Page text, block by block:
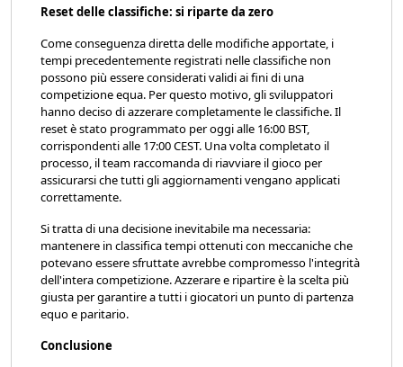
Reset delle classifiche: si riparte da zero
Come conseguenza diretta delle modifiche apportate, i
tempi precedentemente registrati nelle classifiche non
possono più essere considerati validi ai fini di una
competizione equa. Per questo motivo, gli sviluppatori
hanno deciso di azzerare completamente le classifiche. Il
reset è stato programmato per oggi alle 16:00 BST,
corrispondenti alle 17:00 CEST. Una volta completato il
processo, il team raccomanda di riavviare il gioco per
assicurarsi che tutti gli aggiornamenti vengano applicati
correttamente.
Si tratta di una decisione inevitabile ma necessaria:
mantenere in classifica tempi ottenuti con meccaniche che
potevano essere sfruttate avrebbe compromesso l'integrità
dell'intera competizione. Azzerare e ripartire è la scelta più
giusta per garantire a tutti i giocatori un punto di partenza
equo e paritario.
Conclusione